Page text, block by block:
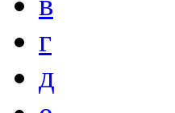
г
д